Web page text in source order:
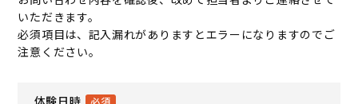
いただきます。
必須項目は、記入漏れがありますとエラーになりますのでご
注意ください。